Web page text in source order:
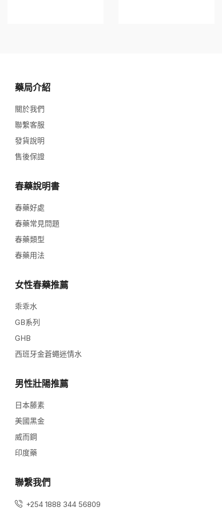
藥局介紹
關於我們
聯繫客服
發貨說明
售後保證
春藥說明書
春藥好處
春藥常見問題
春藥類型
春藥用法
女性春藥推薦
乖乖水
GB系列
GHB
西班牙金蒼蠅迷情水
男性壯陽推薦
日本藤素
美國黑金
威而鋼
印度藥
聯繫我們
+254 1888 344 56809